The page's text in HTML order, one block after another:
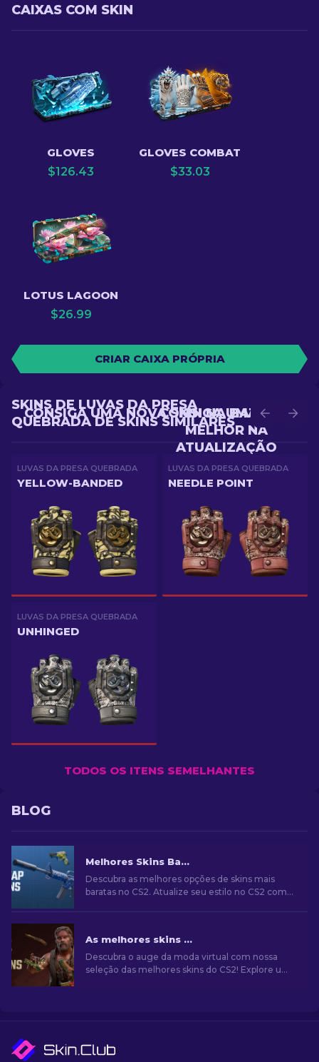
CAIXAS COM SKIN
GLOVES
$126.43
GLOVES COMBAT
$33.03
LOTUS LAGOON
$26.99
CRIAR CAIXA PRÓPRIA
CONSIGA UMA SKIN
MELHOR NA
ATUALIZAÇÃO
CONSIGA UMA NOVA SKIN NA BATALHA
SKINS DE LUVAS DA PRESA
QUEBRADA DE SKINS SIMILARES
LUVAS DA PRESA QUEBRADA
YELLOW-BANDED
LUVAS DA PRESA QUEBRADA
NEEDLE POINT
LUVAS DA PRESA QUEBRADA
UNHINGED
TODOS OS ITENS SEMELHANTES
BLOG
Melhores Skins Baratas no CS2 [2026]
Descubra as melhores opções de skins mais
baratas no CS2. Atualize seu estilo no CS2 com
As melhores skins CS2 [2026]
Descubra o auge da moda virtual com nossa
seleção das melhores skins do CS2! Explore um